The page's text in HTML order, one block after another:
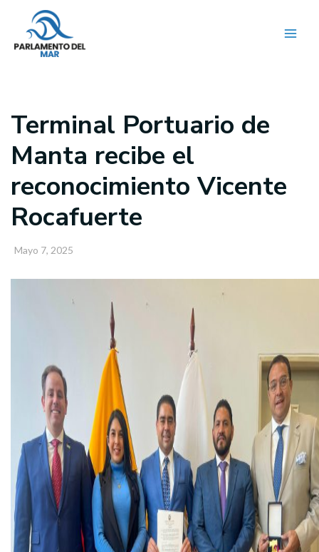
contenido
Terminal Portuario de
Manta recibe el
reconocimiento Vicente
Rocafuerte
Mayo 7, 2025